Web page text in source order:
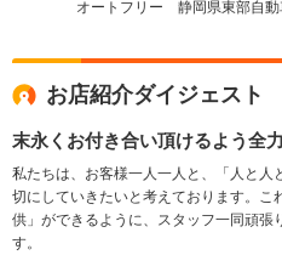
オートフリー 静岡県東部自動
お店紹介ダイジェスト
末永くお付き合い頂けるよう全
私たちは、お客様一人一人と、「人と人
切にしていきたいと考えております。こ
供」ができるように、スタッフ一同頑張
す。